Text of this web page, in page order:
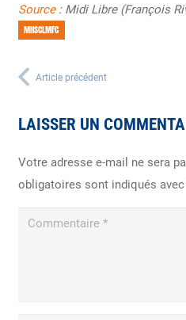
Source: Midi Libre (François
MHSCLMFC
Article précédent
LAISSER UN
Votre adresse e-mail ne sera
obligatoires sont indiqués avec